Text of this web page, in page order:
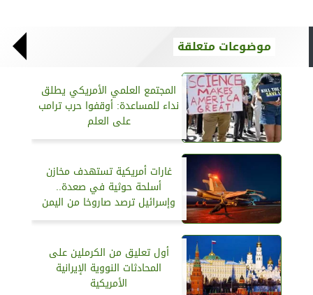
موضوعات متعلقة
المجتمع العلمي الأمريكي يطلق
نداء للمساعدة: أوقفوا حرب ترامب
على العلم
غارات أمريكية تستهدف مخازن
أسلحة‏ حوثية في صعدة..
وإسرائيل ترصد صاروخا من اليمن
أول تعليق من الكرملين على
المحادثات النووية الإيرانية
الأمريكية